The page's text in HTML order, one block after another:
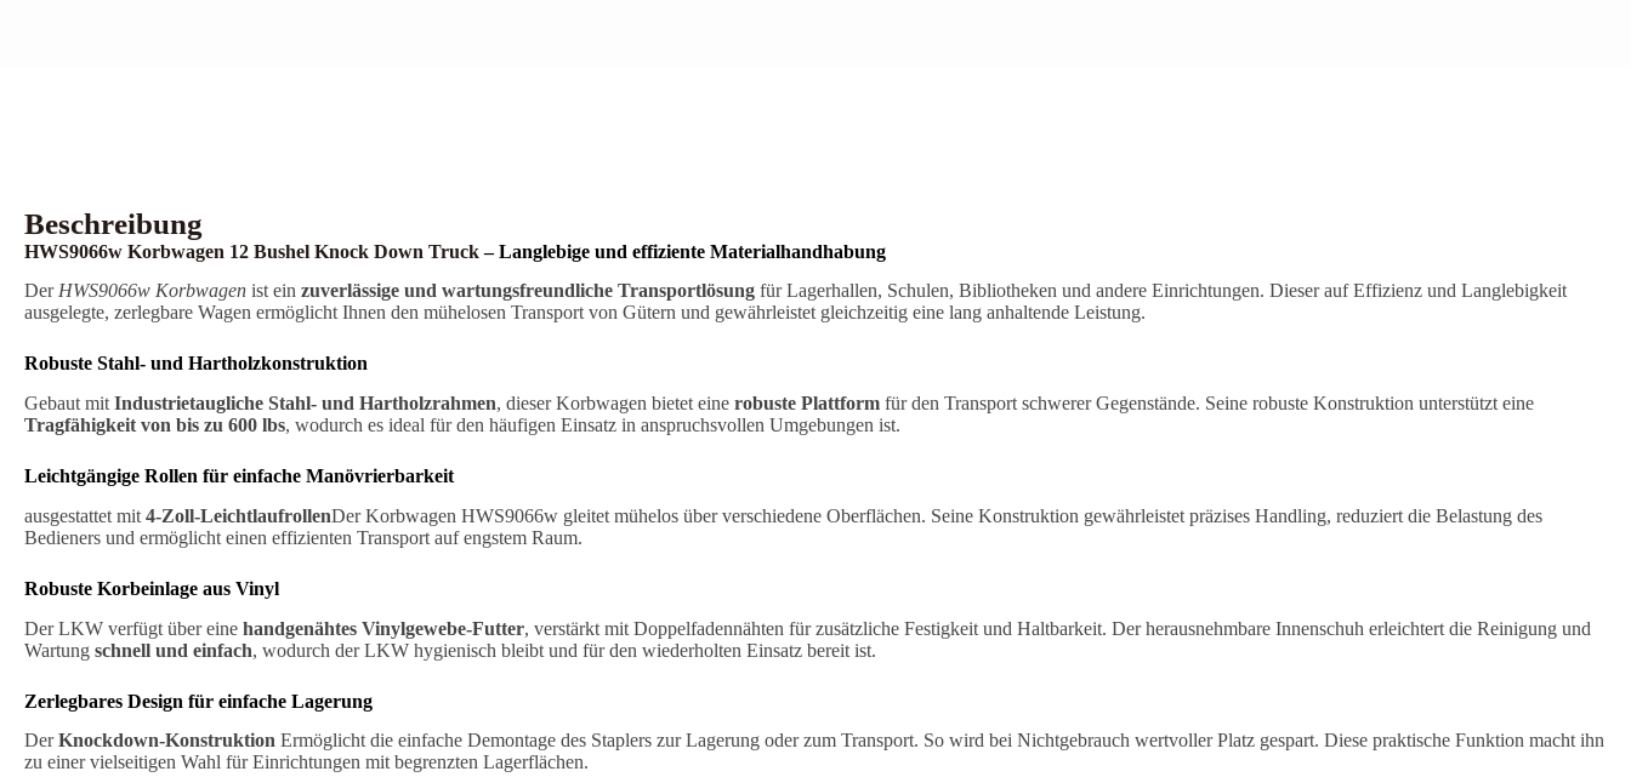
Beschreibung
HWS9066w Korbwagen 12 Bushel Knock Down Truck– Langlebige und effiziente Materialhandhabung
Der HWS9066w Korbwagen ist ein zuverlässige und wartungsfreundliche Transportlösung für Lagerhallen, Schulen, Bibliotheken und andere Einrichtungen. Dieser auf Effizienz und Langlebigkeit
ausgelegte, zerlegbare Wagen ermöglicht Ihnen den mühelosen Transport von Gütern und gewährleistet gleichzeitig eine lang anhaltende Leistung.
Robuste Stahl- und Hartholzkonstruktion
Gebaut mit Industrietaugliche Stahl- und Hartholzrahmen, dieser Korbwagen bietet eine robuste Plattform für den Transport schwerer Gegenstände. Seine robuste Konstruktion unterstützt eine
Tragfähigkeit von bis zu 600 lbs, wodurch es ideal für den häufigen Einsatz in anspruchsvollen Umgebungen ist.
Leichtgängige Rollen für einfache Manövrierbarkeit
ausgestattet mit 4-Zoll-LeichtlaufrollenDer Korbwagen HWS9066w gleitet mühelos über verschiedene Oberflächen. Seine Konstruktion gewährleistet präzises Handling, reduziert die Belastung des
Bedieners und ermöglicht einen effizienten Transport auf engstem Raum.
Robuste Korbeinlage aus Vinyl
Der LKW verfügt über eine handgenähtes Vinylgewebe-Futter, verstärkt mit Doppelfadennähten für zusätzliche Festigkeit und Haltbarkeit. Der herausnehmbare Innenschuh erleichtert die Reinigung und
Wartung schnell und einfach, wodurch der LKW hygienisch bleibt und für den wiederholten Einsatz bereit ist.
Zerlegbares Design für einfache Lagerung
DerKnockdown-Konstruktion Ermöglicht die einfache Demontage des Staplers zur Lagerung oder zum Transport. So wird bei Nichtgebrauch wertvoller Platz gespart. Diese praktische Funktion macht ihn
zu einer vielseitigen Wahl für Einrichtungen mit begrenzten Lagerflächen.